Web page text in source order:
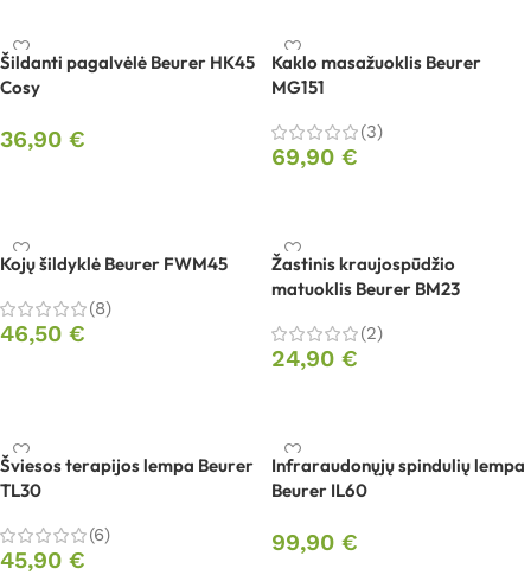
Šildanti pagalvėlė Beurer HK45
Cosy
36,90 €
Kaklo masažuoklis Beurer
MG151
(3)
69,90 €
Kojų šildyklė Beurer FWM45
(8)
46,50 €
Žastinis kraujospūdžio
matuoklis Beurer BM23
(2)
24,90 €
Šviesos terapijos lempa Beurer
TL30
(6)
45,90 €
Infraraudonųjų spindulių lempa
Beurer IL60
99,90 €